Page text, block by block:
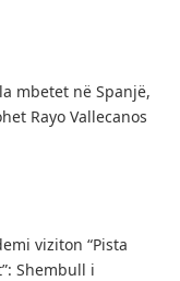
mbetet në Spanjë,
Rayo Vallecanos
viziton “Pista
Shembull i